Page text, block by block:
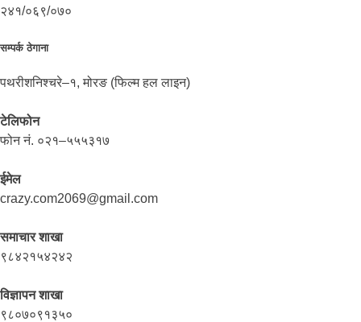
२४१/०६९/०७०
सम्पर्क ठेगाना
पथरीशनिश्चरे–१, मोरङ (फिल्म हल लाइन)
टेलिफोन
फोन नं. ०२१–५५५३१७
ईमेल
crazy.com2069@gmail.com
समाचार शाखा
९८४२१५४२४२
विज्ञापन शाखा
९८०७०९१३५०